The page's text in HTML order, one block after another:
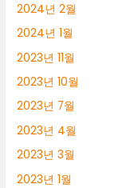
2024년 2월
2024년 1월
2023년 11월
2023년 10월
2023년 7월
2023년 4월
2023년 3월
2023년 1월